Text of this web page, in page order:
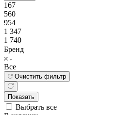
167
560
954
1 347
1 740
Бренд
Все
Очистить фильтр
Показать
Выбрать все